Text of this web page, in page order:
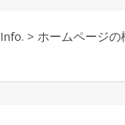
Info. > ホームページの